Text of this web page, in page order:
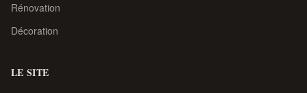
Rénovation
Décoration
LE SITE